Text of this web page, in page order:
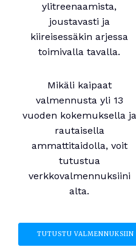
ylitreenaamista,
joustavasti ja
kiireisessäkin arjessa
toimivalla tavalla.
Mikäli kaipaat
valmennusta yli 13
vuoden kokemuksella ja
rautaisella
ammattitaidolla, voit
tutustua
verkkovalmennuksiini
alta.
TUTUSTU VALMENNUKSIIN